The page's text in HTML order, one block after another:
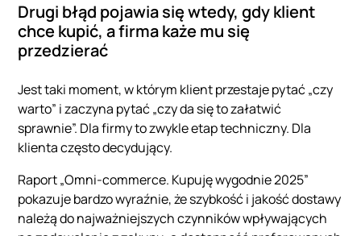
Drugi błąd pojawia się wtedy, gdy klient
chce kupić, a firma każe mu się
przedzierać
Jest taki moment, w którym klient przestaje pytać „czy
warto” i zaczyna pytać „czy da się to załatwić
sprawnie”. Dla firmy to zwykle etap techniczny. Dla
klienta często decydujący.
Raport „Omni-commerce. Kupuję wygodnie 2025”
pokazuje bardzo wyraźnie, że szybkość i jakość dostawy
należą do najważniejszych czynników wpływających